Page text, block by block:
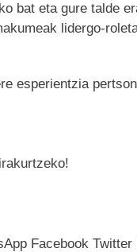
bat eta gure talde
lidergo-
esperientzia
Facebook Twitter